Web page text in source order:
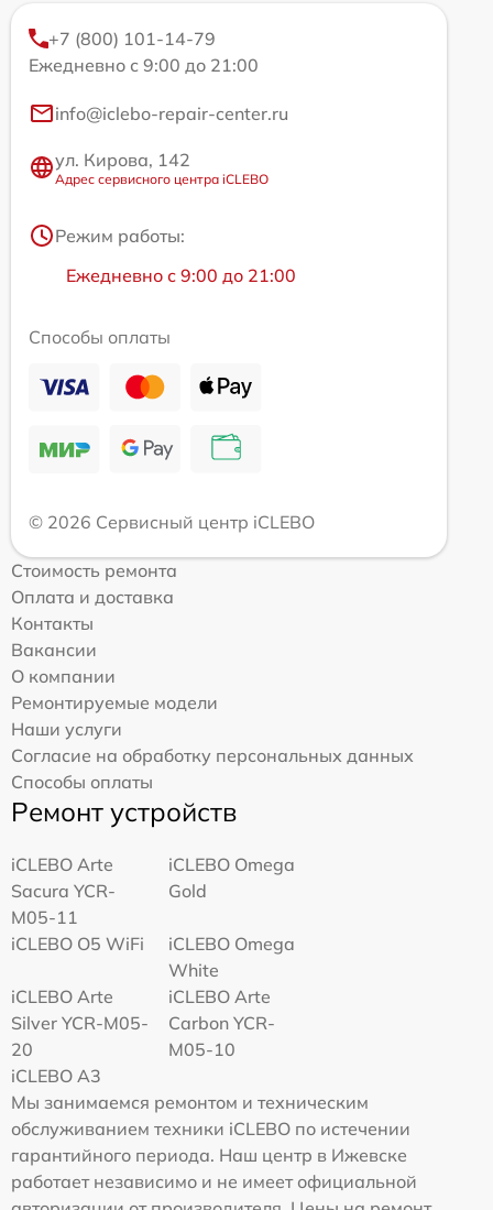
+7 (800) 101-14-79
Ежедневно с 9:00 до 21:00
info@iclebo-repair-center.ru
ул. Кирова, 142
Адрес сервисного центра iCLEBO
Режим работы:
Ежедневно с 9:00 до 21:00
Способы оплаты
© 2026 Сервисный центр iCLEBO
Стоимость ремонта
Оплата и доставка
Контакты
Вакансии
О компании
Ремонтируемые модели
Наши услуги
Согласие на обработку персональных данных
Способы оплаты
Ремонт устройств
iCLEBO Arte
Sacura YCR-
M05-11
iCLEBO Omega
Gold
iCLEBO O5 WiFi
iCLEBO Omega
White
iCLEBO Arte
Silver YCR-M05-
20
iCLEBO Arte
Carbon YCR-
M05-10
iCLEBO A3
Мы занимаемся ремонтом и техническим
обслуживанием техники iCLEBO по истечении
гарантийного периода. Наш центр в Ижевске
работает независимо и не имеет официальной